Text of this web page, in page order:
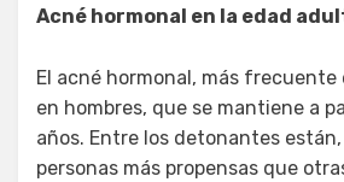
Acné hormonal en la edad
El acné hormonal, más
en hombres, que se mantiene a
años. Entre los detonantes
personas más propensas que